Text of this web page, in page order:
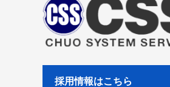
採用情報はこちら